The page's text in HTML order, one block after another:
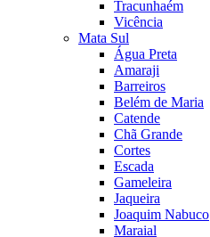
Tracunhaém
Vicência
Mata Sul
Água Preta
Amaraji
Barreiros
Belém de Maria
Catende
Chã Grande
Cortes
Escada
Gameleira
Jaqueira
Joaquim Nabuco
Maraial